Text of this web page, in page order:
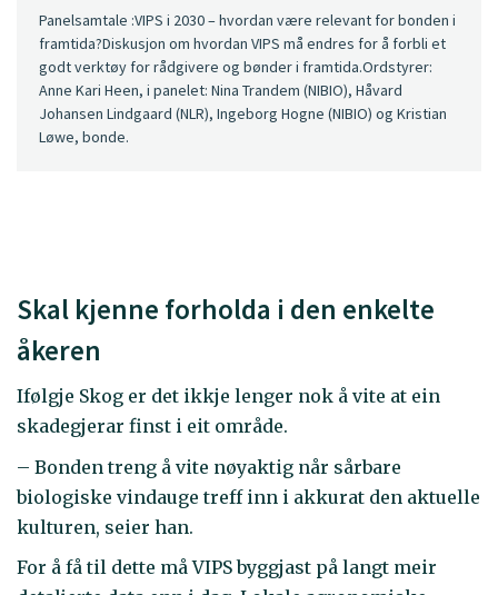
Panelsamtale :VIPS i 2030 – hvordan være relevant for bonden i
framtida?Diskusjon om hvordan VIPS må endres for å forbli et
godt verktøy for rådgivere og bønder i framtida.Ordstyrer:
Anne Kari Heen, i panelet: Nina Trandem (NIBIO), Håvard
Johansen Lindgaard (NLR), Ingeborg Hogne (NIBIO) og Kristian
Løwe, bonde.
Skal kjenne forholda i den enkelte
åkeren
Ifølgje Skog er det ikkje lenger nok å vite at ein
skadegjerar finst i eit område.
– Bonden treng å vite nøyaktig når sårbare
biologiske vindauge treff inn i akkurat den aktuelle
kulturen, seier han.
For å få til dette må VIPS byggjast på langt meir